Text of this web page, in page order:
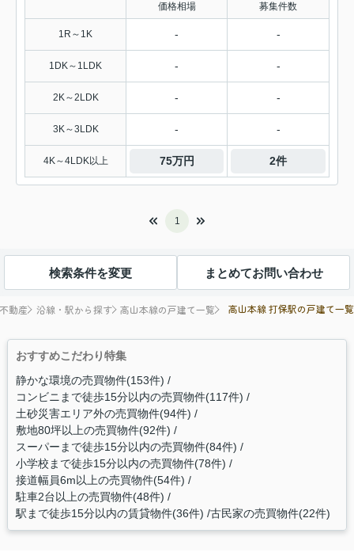
価格相場 募集件数
1R～1K - -
1DK～1LDK - -
2K～2LDK - -
3K～3LDK - -
4K～4LDK以上 75万円 2件
1
検索条件を変更 まとめてお問い合わせ
動産 沿線・駅から探す 高山本線の戸建て一覧 高山本線 打保駅の戸建て一覧
おすすめこだわり特集
静かな環境の売買物件(153件)
コンビニまで徒歩15分以内の売買物件(117件)
土砂災害エリア外の売買物件(94件)
敷地80坪以上の売買物件(92件)
スーパーまで徒歩15分以内の売買物件(84件)
小学校まで徒歩15分以内の売買物件(78件)
接道幅員6m以上の売買物件(54件)
駐車2台以上の売買物件(48件)
駅まで徒歩15分以内の賃貸物件(36件) 古民家の売買物件(22件)